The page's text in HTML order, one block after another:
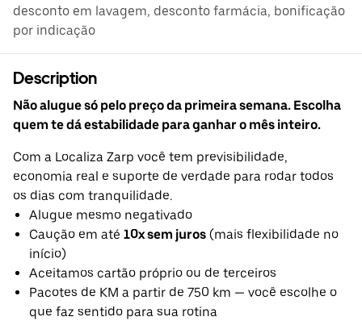
desconto em lavagem, desconto farmácia, bonificação
por indicação
Description
Não alugue só pelo preço da primeira semana. Escolha
quem te dá estabilidade para ganhar o mês inteiro.
Com a Localiza Zarp você tem previsibilidade,
economia real e suporte de verdade para rodar todos
os dias com tranquilidade.
Alugue mesmo negativado
Caução em até 10x sem juros (mais flexibilidade no
início)
Aceitamos cartão próprio ou de terceiros
Pacotes de KM a partir de 750 km — você escolhe o
que faz sentido para sua rotina